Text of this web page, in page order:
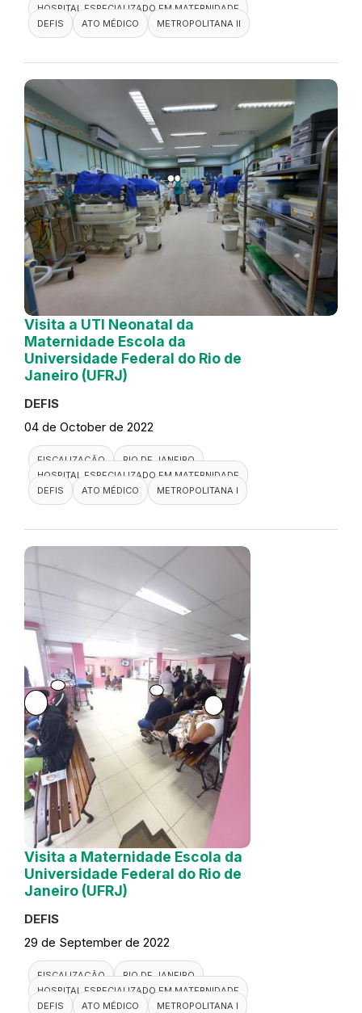
HOSPITAL ESPECIALIZADO EM MATERNIDADE
DEFIS
ATO MÉDICO METROPOLITANA II
Visita a UTI Neonatal da
Maternidade Escola da
Universidade Federal do Rio de
Janeiro (UFRJ)
DEFIS
04 de October de 2022
FISCALIZAÇÃO
RIO DE JANEIRO
HOSPITAL ESPECIALIZADO EM MATERNIDADE
DEFIS
ATO MÉDICO METROPOLITANA I
Visita a Maternidade Escola da
Universidade Federal do Rio de
Janeiro (UFRJ)
DEFIS
29 de September de 2022
FISCALIZAÇÃO
RIO DE JANEIRO
HOSPITAL ESPECIALIZADO EM MATERNIDADE
DEFIS
ATO MÉDICO METROPOLITANA I